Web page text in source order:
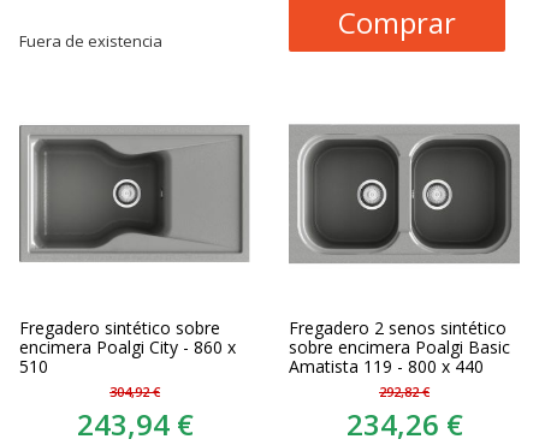
Fuera de existencia
Comprar
Fregadero sintético sobre
encimera Poalgi City - 860 x
510
304,92 €
243,94 €
Fregadero 2 senos sintético
sobre encimera Poalgi Basic
Amatista 119 - 800 x 440
292,82 €
234,26 €